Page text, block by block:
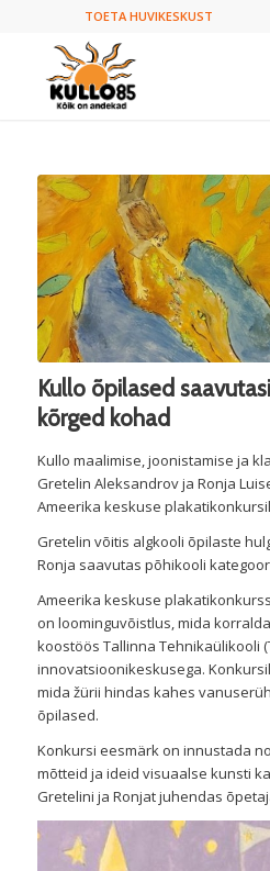
TOETA HUVIKESKUST
Kullo õpilased
kõrged kohad
Kullo maalimise, joonistamise ja
Gretelin Aleksandrov ja Ronja
Ameerika keskuse
Gretelin võitis algkooli õpilaste
Ronja saavutas põhikooli
Ameerika keskuse
on loominguvõistlus, mida
koostöös Tallinna Tehnikaülikooli
innovatsioonikeskusega.
mida žürii hindas kahes
õpilased.
Konkursi eesmärk on innustada
mõtteid ja ideid visuaalse kunsti
Gretelini ja Ronjat juhendas